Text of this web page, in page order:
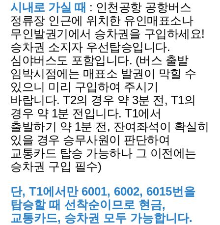
시내로 가실 때 : 인천공항 공항버스
정류장 인근에 위치한 유인매표소나
무인발권기에서 승차권을 구입하세요!
승차권 소지자 우선탑승입니다.
심야버스도 포함입니다. (버스 출발
임박시점에는 매표소 발권이 막힐 수
있으니 미리 구입하여 주시기
바랍니다. T2의 경우 약 3분 전, T1의
경우 약 1분 전입니다. T1에서
출발하기 약 1분 전, 잔여좌석이 확실히
있을 경우 승무사원이 판단하여
교통카드 탑승 가능하나 그 이전에는
승차권 구입 필수)
단, T1에서만 6001, 6002, 6015번을
탑승할 때 선착순이므로 현금,
교통카드, 승차권 모두 가능합니다.